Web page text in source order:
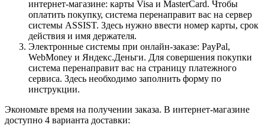
интернет-магазине: карты Visa и MasterCard. Чтобы
оплатить покупку, система перенаправит вас на сервер
системы ASSIST. Здесь нужно ввести номер карты, срок
действия и имя держателя.
Электронные системы при онлайн-заказе: PayPal,
WebMoney и Яндекс.Деньги. Для совершения покупки
система перенаправит вас на страницу платежного
сервиса. Здесь необходимо заполнить форму по
инструкции.
Экономьте время на получении заказа. В интернет-магазине
доступно 4 варианта доставки: